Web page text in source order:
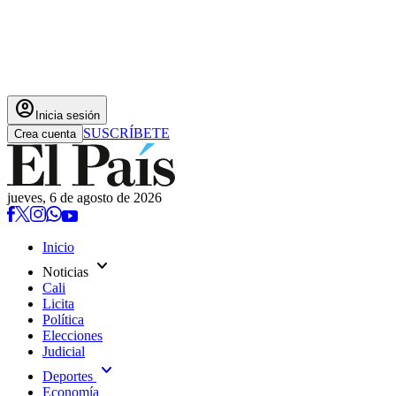
account_circle Inicia sesión
Crea cuenta SUSCRÍBETE
jueves, 6 de agosto de 2026
Inicio
Noticias expand_more
Cali
Licita
Política
Elecciones
Judicial
Deportes expand_more
Economía